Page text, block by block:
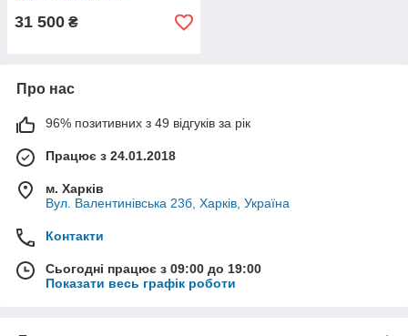
31 500 ₴
Про нас
96% позитивних з 49 відгуків за рік
Працює з 24.01.2018
м. Харків
Вул. Валентинівська 23б, Харків, Україна
Контакти
Сьогодні працює з 09:00 до 19:00
Показати весь графік роботи